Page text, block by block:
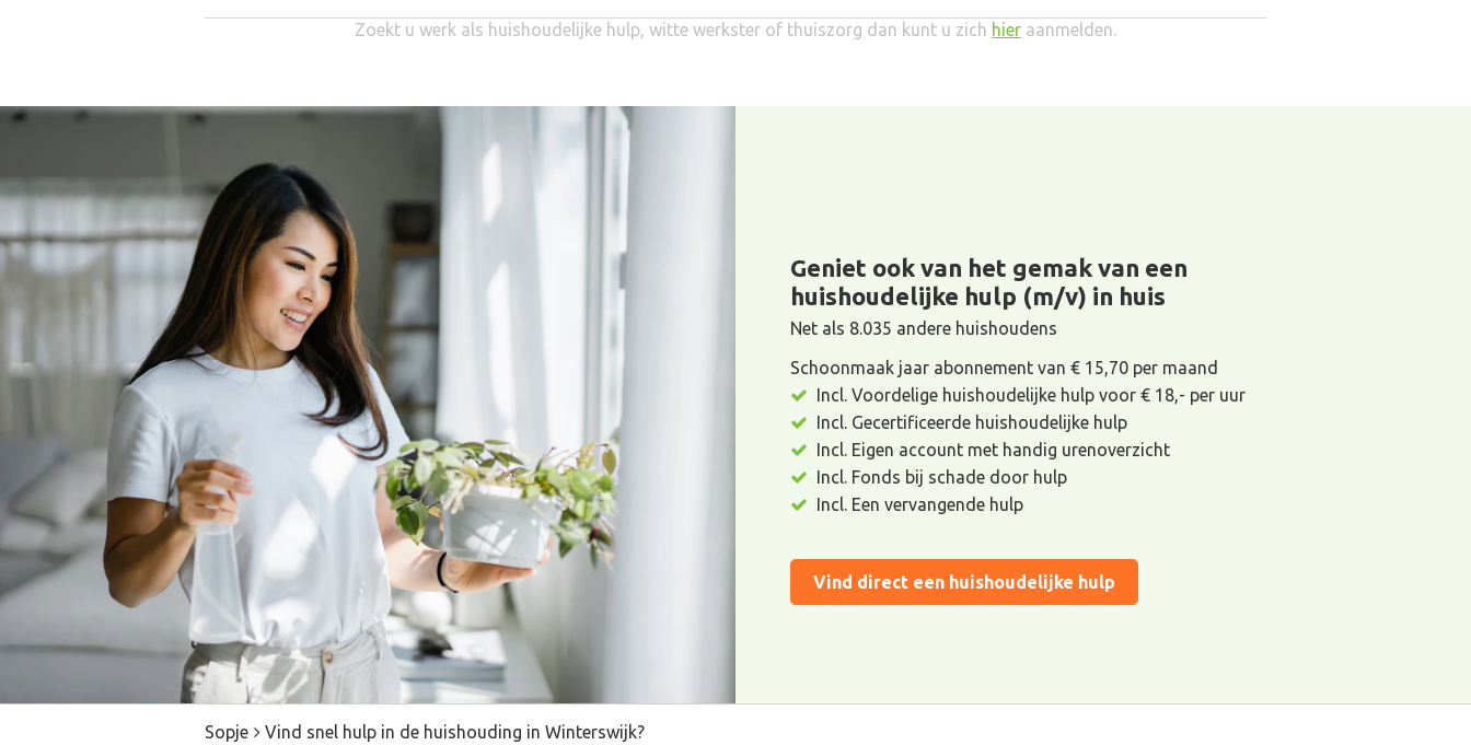
Zoekt u werk als huishoudelijke hulp, witte werkster of thuiszorg dan kunt u zich hier aanmelden.
Geniet ook van het gemak van een
huishoudelijke hulp (m/v) in huis
Net als 8.035 andere huishoudens
Schoonmaak jaar abonnement van € 15,70 per maand
Incl. Voordelige huishoudelijke hulp voor € 18,- per uur
Incl. Gecertificeerde huishoudelijke hulp
Incl. Eigen account met handig urenoverzicht
Incl. Fonds bij schade door hulp
Incl. Een vervangende hulp
Vind direct een huishoudelijke hulp
Sopje Vind snel hulp in de huishouding in Winterswijk?